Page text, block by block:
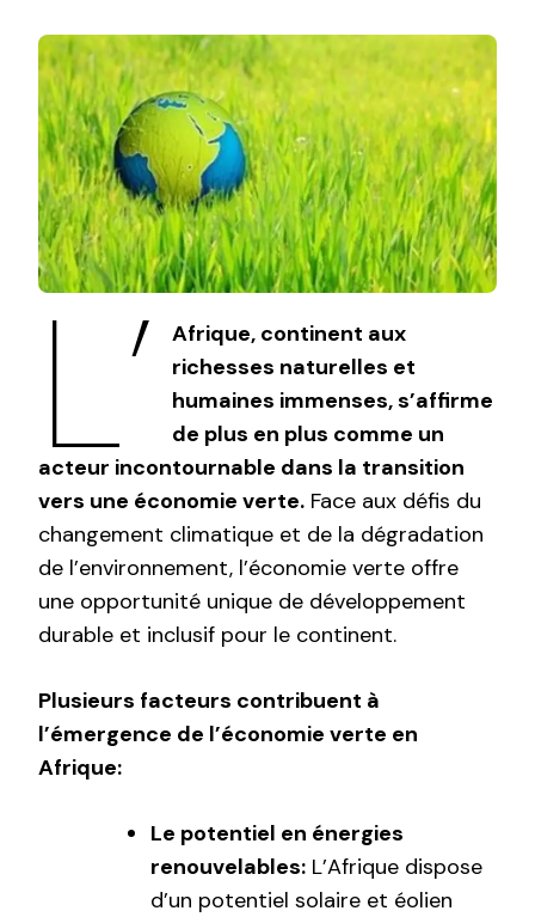
L’
Afrique, continent aux
richesses naturelles et
humaines immenses, s’affirme
de plus en plus comme un
acteur incontournable dans la transition
vers une économie verte. Face aux défis du
changement climatique et de la dégradation
de l’environnement, l’économie verte offre
une opportunité unique de développement
durable et inclusif pour le continent.
Plusieurs facteurs contribuent à
l’émergence de l’économie verte en
Afrique:
Le potentiel en énergies
renouvelables: L’Afrique dispose
d’un potentiel solaire et éolien